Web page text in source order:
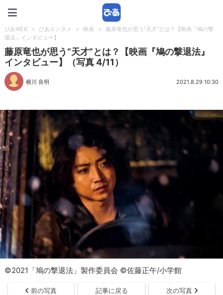
ぴあWEB > ぴあエンタメ > 映画 >
藤原竜也が思う“天才”とは？【映画『鳩の撃
退法』インタビュー】
藤原竜也が思う“天才”とは？【映画『鳩の撃退法』
インタビュー】（写真 4/11）
横川 良明 2021.8.29 10:30
©2021「鳩の撃退法」製作委員会 ©佐藤正午/小学館
前の写真 記事に戻る 次の写真